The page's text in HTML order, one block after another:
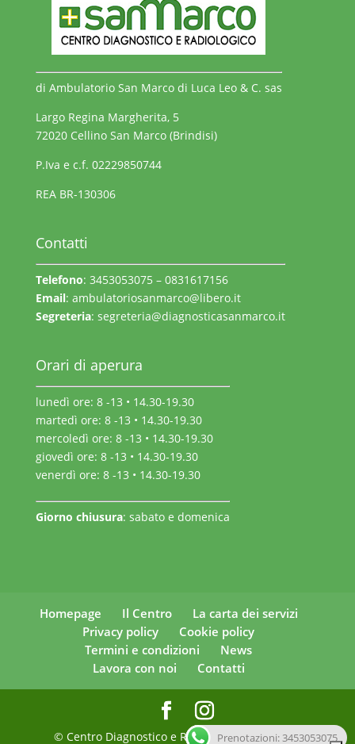
di Ambulatorio San Marco di Luca Leo & C. sas
Largo Regina Margherita, 5
72020 Cellino San Marco (Brindisi)
P.Iva e c.f. 02229850744
REA BR-130306
Contatti
Telefono: 3453053075 – 0831617156
Email: ambulatoriosanmarco@libero.it
Segreteria: segreteria@diagnosticasanmarco.it
Orari di aperura
lunedì ore: 8 -13 • 14.30-19.30
martedì ore: 8 -13 • 14.30-19.30
mercoledì ore: 8 -13 • 14.30-19.30
giovedì ore: 8 -13 • 14.30-19.30
venerdì ore: 8 -13 • 14.30-19.30
Giorno chiusura: sabato e domenica
Homepage Il Centro
La carta dei servizi
Privacy policy
Cookie policy
Termini e condizioni
News
Lavora con noi
Contatti
© Centro Diagnostico e Radiologico San Marco
Prenotazioni: 3453053075